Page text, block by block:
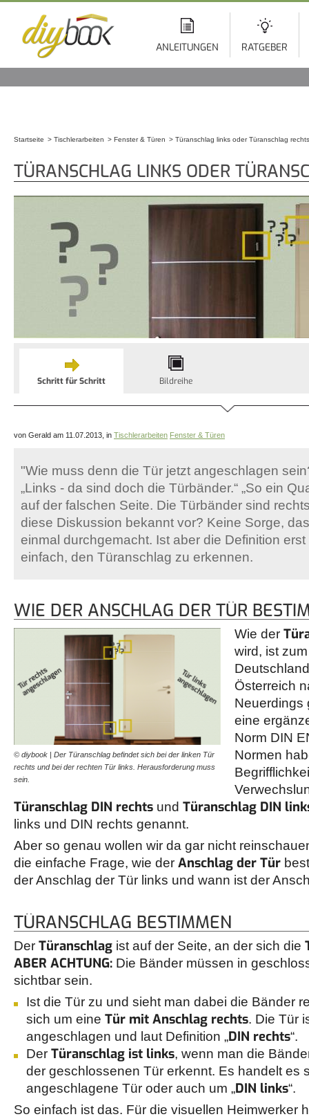
ANLEITUNGEN RATGEBER
Startseite Tischlerarbeiten Fenster & Türen Türanschlag links oder Türanschlag
TÜRANSCHLAG LINKS ODER
Schritt für Schritt Bildreihe
von Gerald am 11.07.2013, in Tischlerarbeiten Fenster & Türen
"Wie muss denn die Tür jetzt angeschlagen
„Links - da sind doch die Türbänder.“ „So ein
auf der falschen Seite. Die Türbänder sind
diese Diskussion bekannt vor? Keine Sorge,
einmal durchgemacht. Ist aber die Definition
einfach, den Türanschlag zu erkennen.
WIE DER ANSCHLAG DER TÜR
© diybook | Der Türanschlag befindet sich bei der linken Tür
rechts und bei der rechten Tür links. Herausforderung muss
sein.
Wie der
wird, ist
Österreich
Neuerdings
eine
Norm DIN
Normen
Türanschlag DIN rechts und Türanschlag DIN
links und DIN rechts genannt.
Aber so genau wollen wir da gar nicht
die einfache Frage, wie der Anschlag der Tür
der Anschlag der Tür links und wann ist der
TÜRANSCHLAG BESTIMMEN
Der Türanschlag ist auf der Seite, an der sich die
ABER ACHTUNG: Die Bänder müssen in
sichtbar sein.
Ist die Tür zu und sieht man dabei die Bänder
sich um eine Tür mit Anschlag rechts. Die Tür
angeschlagen und laut Definition „DIN rechts“.
Der Türanschlag ist links, wenn man die
der geschlossenen Tür erkennt. Es handelt es
angeschlagene Tür oder auch um „DIN links“.
So einfach ist das. Für die visuellen Heimwerker